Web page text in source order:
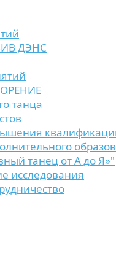
ДЭНС
танца
танец от А до Я»"
исследования